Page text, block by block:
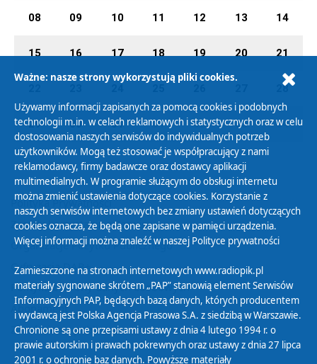
08 09 10 11 12 13 14
15 16 17 18 19 20 21
28
29 30 31 01 02 03 04
Polityka Prywatności
Zasady korzystania z Serwisu
Organizacje Pożytku Publicznego
Cyfryzacja DAB+
Polityka ochrony danych osobowych
Abonament
Zamówienia publiczne
Ważne: nasze strony wykorzystują pliki cookies.
Używamy informacji zapisanych za pomocą cookies i podobnych
technologii m.in. w celach reklamowych i statystycznych oraz w celu
dostosowania naszych serwisów do indywidualnych potrzeb
użytkowników. Mogą też stosować je współpracujący z nami
reklamodawcy, firmy badawcze oraz dostawcy aplikacji
multimedialnych. W programie służącym do obsługi internetu
można zmienić ustawienia dotyczące cookies. Korzystanie z
naszych serwisów internetowych bez zmiany ustawień dotyczących
cookies oznacza, że będą one zapisane w pamięci urządzenia.
Więcej informacji można znaleźć w naszej Polityce prywatności
Zamieszczone na stronach internetowych www.radiopik.pl
materiały sygnowane skrótem „PAP” stanowią element Serwisów
Informacyjnych PAP, będących bazą danych, których producentem
i wydawcą jest Polska Agencja Prasowa S.A. z siedzibą w Warszawie.
Chronione są one przepisami ustawy z dnia 4 lutego 1994 r. o
prawie autorskim i prawach pokrewnych oraz ustawy z dnia 27 lipca
2001 r. o ochronie baz danych. Powyższe materiały